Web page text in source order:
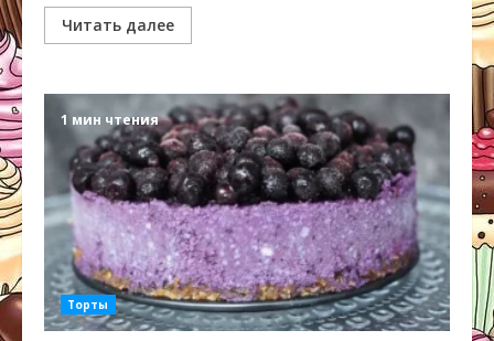
Читать далее
1 мин чтения
Торты